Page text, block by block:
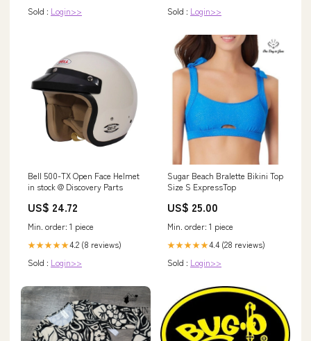
Sold : Login>>
Sold : Login>>
Bell 500-TX Open Face Helmet
in stock @ Discovery Parts
US$ 24.72
Min. order: 1 piece
★★★★★4.2 (8 reviews)
Sold : Login>>
Sugar Beach Bralette Bikini Top
Size S ExpressTop
US$ 25.00
Min. order: 1 piece
★★★★★4.4 (28 reviews)
Sold : Login>>